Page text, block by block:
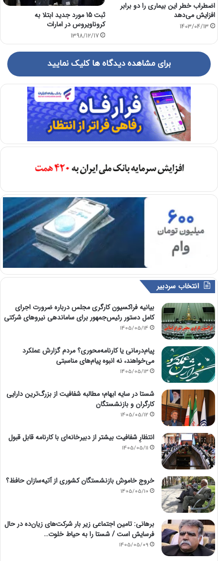
اضطراب خطر این بیماری را دو برابر
افزایش می‌دهد
1403/04/13
ثبت 15 مورد جدید ابتلا به
کروناویروس در امارات
1398/12/17
برای مشاهده دیدگاه ها کلیک نمایید
انتخاب سردبیر
بیانیه فراکسیون کارگری مجلس درباره ضرورت اجرای
کامل دستور رئیس‌جمهور برای ساماندهی نیروهای شرکتی
1405/05/14
پیام‌درمانی یا کارنامه‌محوری؟ مردم گزارش عملکرد
می‌خواهند، نه انبوه پیام‌های مناسبتی
1405/05/13
شستا در سایه ابهام؛ مطالبه شفافیت از بزرگ‌ترین دارایی
کارگران و بازنشستگان
1405/05/12
انتظارِ شفافیت بیشتر از دبیرخانه‌ای با کارنامه قابل قبول
1405/05/11
خروج خاموش بازنشستگان کشوری از آتیه‌سازان حافظ؟
1405/05/10
برهانی: تامین اجتماعی زیر بار شرکت‌های زیان‌ده در حال
فرسایش است / شستا را به حیاط خلوت…
1405/05/09